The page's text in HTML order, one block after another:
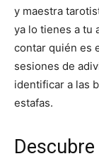
y maestra
ya lo tienes a tu
contar quién es
sesiones de
identificar a las
estafas.